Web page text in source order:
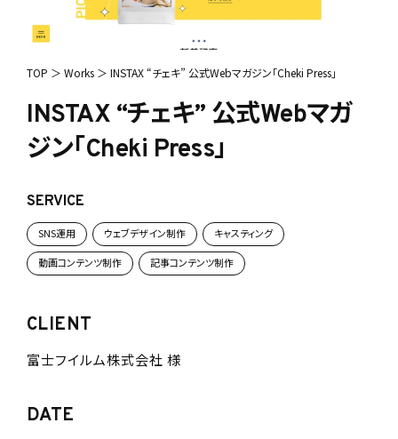
TOP ＞ Works ＞ INSTAX “チェキ” 公式Webマガジン「Cheki Press」
INSTAX “チェキ” 公式Webマガ
ジン「Cheki Press」
SERVICE
SNS運用 ウェブデザイン制作 キャスティング
動画コンテンツ制作 記事コンテンツ制作
CLIENT
富士フイルム株式会社 様
DATE